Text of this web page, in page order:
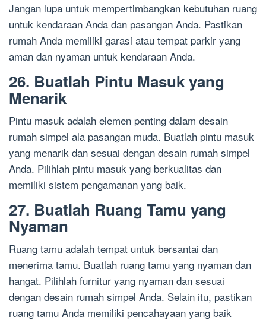
Jangan lupa untuk mempertimbangkan kebutuhan ruang
untuk kendaraan Anda dan pasangan Anda. Pastikan
rumah Anda memiliki garasi atau tempat parkir yang
aman dan nyaman untuk kendaraan Anda.
26. Buatlah Pintu Masuk yang
Menarik
Pintu masuk adalah elemen penting dalam desain
rumah simpel ala pasangan muda. Buatlah pintu masuk
yang menarik dan sesuai dengan desain rumah simpel
Anda. Pilihlah pintu masuk yang berkualitas dan
memiliki sistem pengamanan yang baik.
27. Buatlah Ruang Tamu yang
Nyaman
Ruang tamu adalah tempat untuk bersantai dan
menerima tamu. Buatlah ruang tamu yang nyaman dan
hangat. Pilihlah furnitur yang nyaman dan sesuai
dengan desain rumah simpel Anda. Selain itu, pastikan
ruang tamu Anda memiliki pencahayaan yang baik